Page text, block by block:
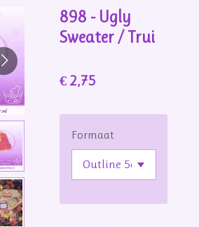
898 - Ugly
Sweater / Trui
€ 2,75
Formaat